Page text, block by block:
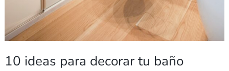
10 ideas para decorar tu baño